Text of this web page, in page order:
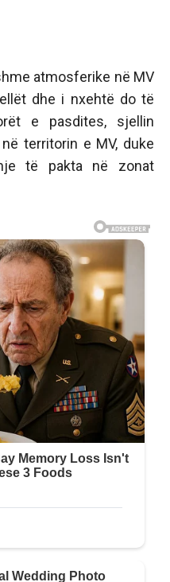
atmosferike në MV
dhe i nxehtë do të
e pasdites, sjellin
territorin e MV, duke
të pakta në zonat